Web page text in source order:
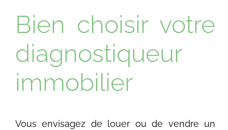
Bien choisir votre
diagnostiqueur
immobilier
Vous envisagez de louer ou de vendre un